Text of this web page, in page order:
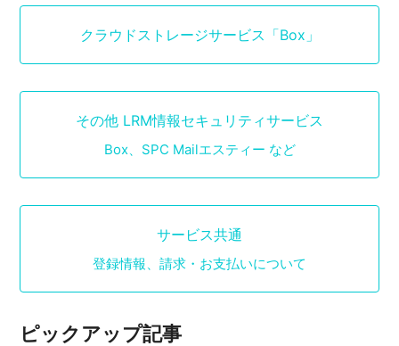
クラウドストレージサービス「Box」
その他 LRM情報セキュリティサービス
Box、SPC Mailエスティー など
サービス共通
登録情報、請求・お支払いについて
ピックアップ記事